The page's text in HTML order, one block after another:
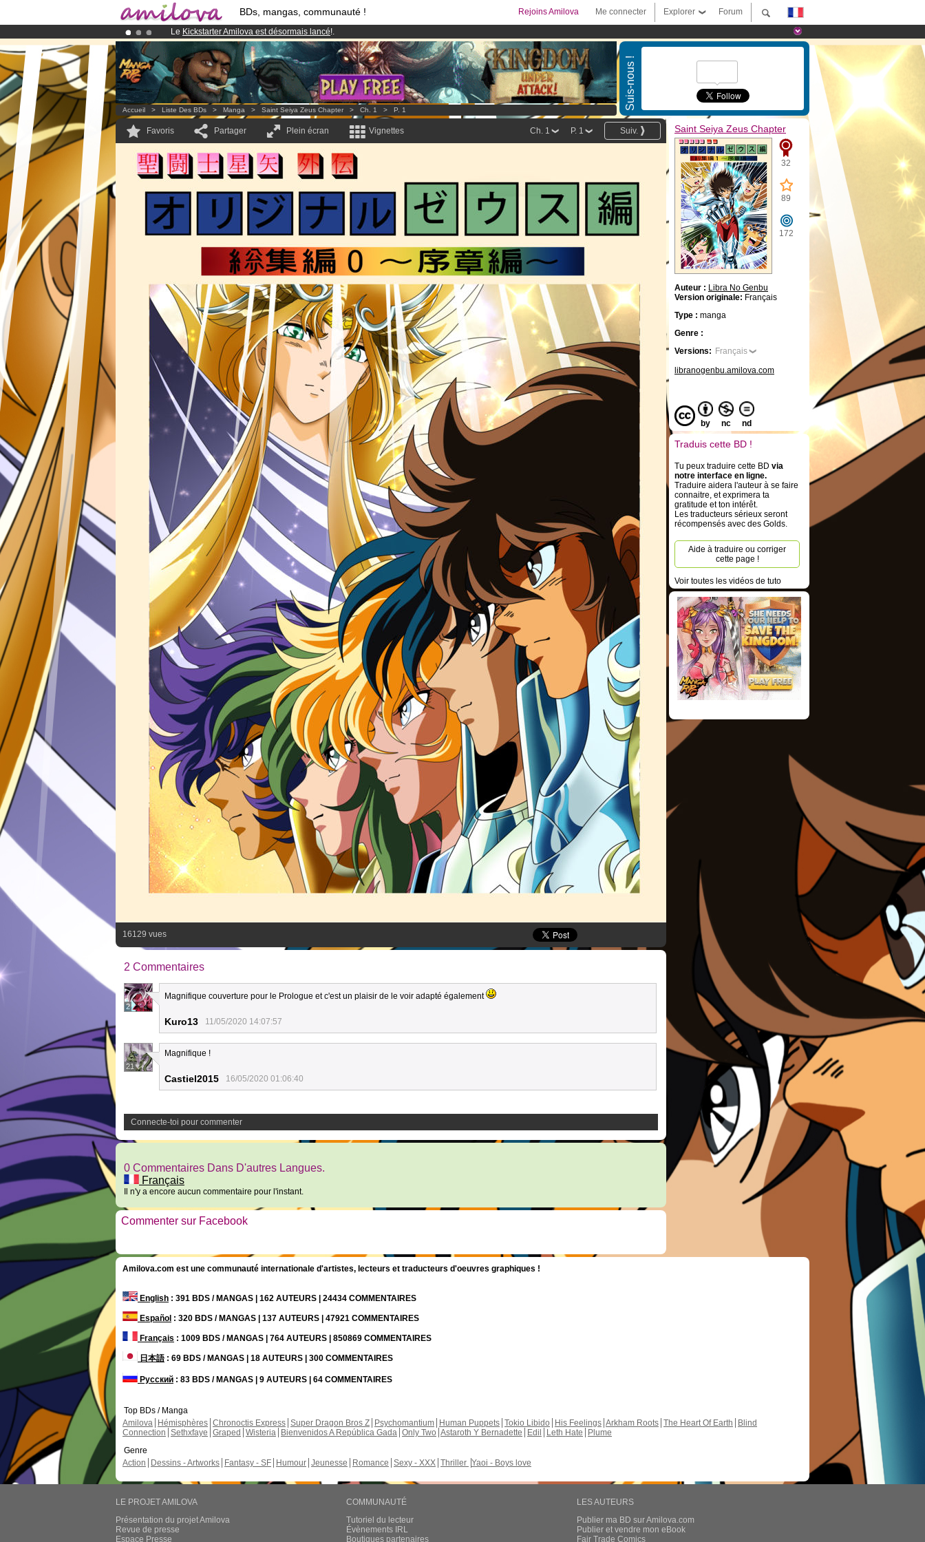
BDs, mangas, communauté ! Forum
Explorer
Me connecter
Rejoins Amilova
Le Kickstarter Amilova est désormais lancé!.
Déjà 100000membreset 1000BDs & Mangas!
Abonnement premium: à partir de
3.95 eurospar mois !Clique ici pour t'abonner
Suis-nous !
Accueil > Liste Des BDs > Manga > Saint Seiya Zeus Chapter > Ch. 1 > P. 1
Favoris Partager Plein écran Vignettes Suiv.
P. 1
Ch. 1
16129 vues
2 Commentaires
2
Magnifique couverture pour le Prologue et c'est un plaisir de le voir adapté également
Kuro13 11/05/2020 14:07:57
21
Magnifique !
Castiel2015 16/05/2020 01:06:40
Connecte-toi pour commenter
0 Commentaires Dans D'autres Langues.
Français
Il n'y a encore aucun commentaire pour l'instant.
Commenter sur Facebook
Saint Seiya Zeus Chapter
32
89
172
Auteur : Libra No Genbu
Version originale: Français
Type : manga
Genre :
Versions: Français
libranogenbu.amilova.com
by nc nd
Traduis cette BD !
Tu peux traduire cette BD via
notre interface en ligne.
Traduire aidera l'auteur à se faire
connaitre, et exprimera ta
gratitude et ton intérêt.
Les traducteurs sérieux seront
récompensés avec des Golds.
Aide à traduire ou corriger
cette page !
Voir toutes les vidéos de tuto
Amilova.com est une communauté internationale d'artistes, lecteurs et traducteurs d'oeuvres graphiques !
English : 391 BDS / MANGAS | 162 AUTEURS | 24434 COMMENTAIRES
Español : 320 BDS / MANGAS | 137 AUTEURS | 47921 COMMENTAIRES
Français : 1009 BDS / MANGAS | 764 AUTEURS | 850869 COMMENTAIRES
日本語: 69 BDS / MANGAS | 18 AUTEURS | 300 COMMENTAIRES
Русский : 83 BDS / MANGAS | 9 AUTEURS | 64 COMMENTAIRES
Top BDs / Manga
Amilova
Hémisphères Chronoctis Express Super Dragon Bros Z Psychomantium Human Puppets Tokio Libido His Feelings Arkham Roots The Heart Of Earth
Blind
Connection Sethxfaye Graped Wisteria Bienvenidos A República Gada Only Two Astaroth Y Bernadette Edil Leth Hate
Plume
Genre
Action
Dessins - Artworks Fantasy - SF Humour Jeunesse Romance Sexy - XXX Thriller Yaoi - Boys love
LE PROJET AMILOVA
Présentation du projet Amilova
Revue de presse
Espace Presse
COMMUNAUTÉ
Tutoriel du lecteur
Évènements IRL
Boutiques partenaires
LES AUTEURS
Publier ma BD sur Amilova.com
Publier et vendre mon eBook
Fair Trade Comics